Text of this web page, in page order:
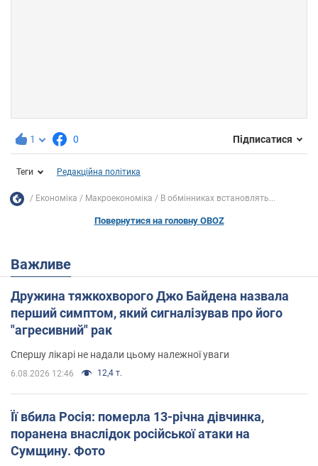
1 0 Підписатися
Теги Редакційна політика
Економіка Mакроекономіка В обмінниках встановлять...
Повернутися на головну OBOZ
Важливе
Дружина тяжкохворого Джо Байдена назвала
перший симптом, який сигналізував про його
"агресивний" рак
Спершу лікарі не надали цьому належної уваги
6.08.2026 12:46 12,4 т.
Її вбила Росія: померла 13-річна дівчинка,
поранена внаслідок російської атаки на
Сумщину. Фото